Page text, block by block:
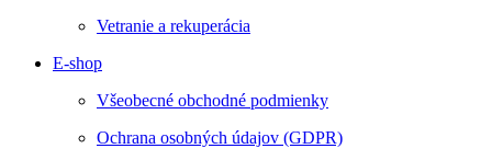
Vetranie a rekuperácia
E-shop
Všeobecné obchodné podmienky
Ochrana osobných údajov (GDPR)